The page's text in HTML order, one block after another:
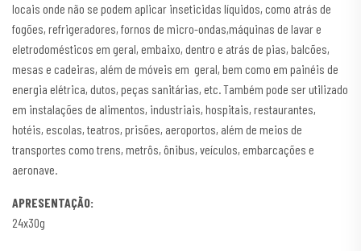
locais onde não se podem aplicar inseticidas líquidos, como atrás de
fogões, refrigeradores, fornos de micro-ondas,máquinas de lavar e
eletrodomésticos em geral, embaixo, dentro e atrás de pias, balcões,
mesas e cadeiras, além de móveis em geral, bem como em painéis de
energia elétrica, dutos, peças sanitárias, etc. Também pode ser utilizado
em instalações de alimentos, industriais, hospitais, restaurantes,
hotéis, escolas, teatros, prisões, aeroportos, além de meios de
transportes como trens, metrôs, ônibus, veículos, embarcações e
aeronave.
APRESENTAÇÃO:
24x30g